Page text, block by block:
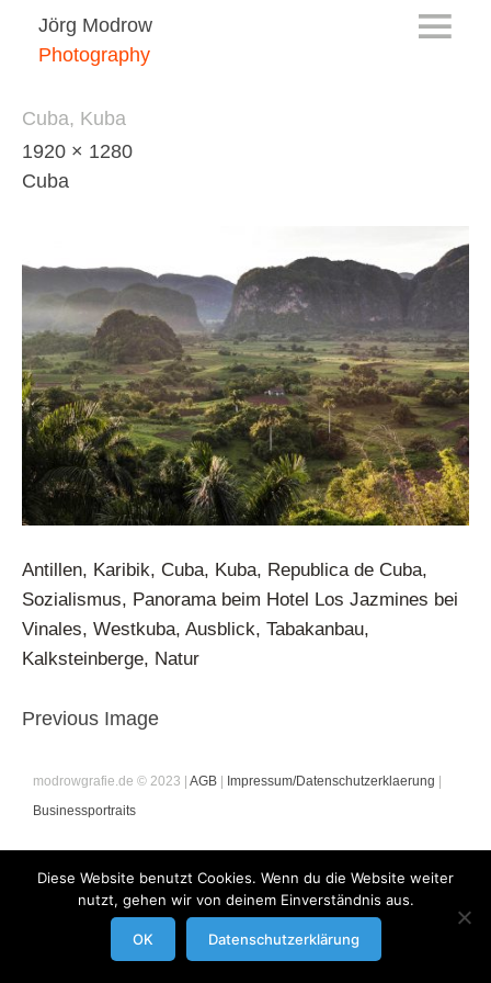
Jörg Modrow
Photography
Cuba, Kuba
1920 × 1280
Cuba
Antillen, Karibik, Cuba, Kuba, Republica de Cuba,
Sozialismus, Panorama beim Hotel Los Jazmines bei
Vinales, Westkuba, Ausblick, Tabakanbau,
Kalksteinberge, Natur
Previous Image
modrowgrafie.de © 2023 | AGB| Impressum/Datenschutzerklaerung
Businessportraits
Diese Website benutzt Cookies. Wenn du die Website weiter
nutzt, gehen wir von deinem Einverständnis aus.
OK Datenschutzerklärung